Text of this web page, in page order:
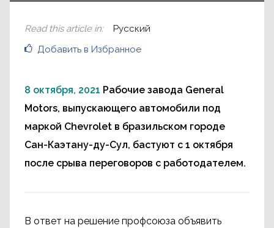
Добавить в Избранное
Read this article in: Русский
8 октября, 2021 Рабочие завода General
Motors, выпускающего автомобили под
маркой Chevrolet в бразильском городе
Сан-Каэтану-ду-Сул, бастуют с 1 октября
после срыва переговоров с работодателем.
В ответ на решение профсоюза объявить